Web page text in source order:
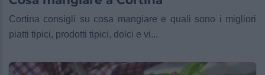
Cortina consigli su cosa mangiare e quali sono i migliori
piatti tipici, prodotti tipici, dolci e vi...